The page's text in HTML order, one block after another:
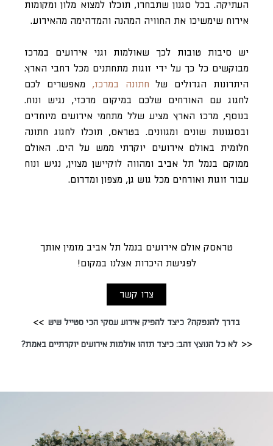
העתיקה. בכל סגנון שתבחרו, תוכלו למצוא מלון ומקומות
אירוח שימשיכו את החוויה המהנה והמדהימה מהאירוע.
יש סיבות טובות לכך שאולמות וגני אירועים במרכז
מבוקשים כל כך על ידי זוגות מתחתנים מכל רחבי הארץ.
היתרונות הגדולים של חתונה במרכז, מאפשרים לכם
לחגוג עם האורחים שלכם במיקום מרכזי, נגיש ונוח.
בנוסף, מרכז הארץ מציע שלל מתחמי אירועים מיוחדים
ובסגנונות שונים ומגוונים. בטראס, תוכלו לחגוג חתונה
חלומית באולם אירועים יוקרתי ממש על הים. האולם
ממוקם בנמל תל אביב ומהווה לוקיישן מצוין, נגיש ונוח
עבור זוגות ואורחים מכל גוש גן, מצפון ומדרום.
טראסק אולם אירועים בנמל תל אביב מזמין אותך
לפגישת היכרות אצלנו במקום!
צרו קשר
בדרך להנפקה? כיצד להפיק אירוע עסקי הכי סטייל שיש
לא כל הנוצץ זהב: כיצד תזהו אולמות אירועים יוקרתיים באמת?